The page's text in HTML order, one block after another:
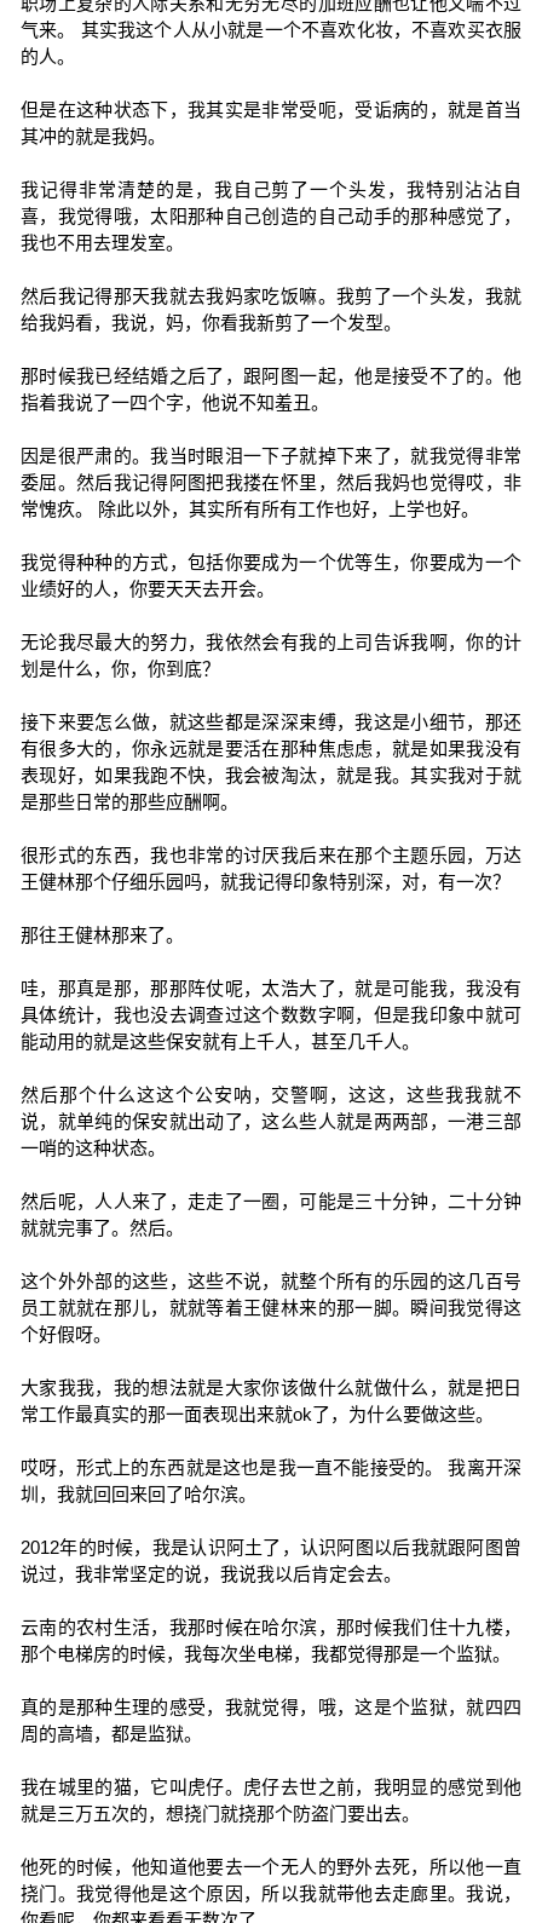
气来。 其实我这个人从小就是一个不喜欢化妆，不喜欢买衣服
的人。
但是在这种状态下，我其实是非常受呃，受诟病的，就是首当
其冲的就是我妈。
我记得非常清楚的是，我自己剪了一个头发，我特别沾沾自
喜，我觉得哦，太阳那种自己创造的自己动手的那种感觉了，
我也不用去理发室。
然后我记得那天我就去我妈家吃饭嘛。我剪了一个头发，我就
给我妈看，我说，妈，你看我新剪了一个发型。
那时候我已经结婚之后了，跟阿图一起，他是接受不了的。他
指着我说了一四个字，他说不知羞丑。
因是很严肃的。我当时眼泪一下子就掉下来了，就我觉得非常
委屈。然后我记得阿图把我搂在怀里，然后我妈也觉得哎，非
常愧疚。 除此以外，其实所有所有工作也好，上学也好。
我觉得种种的方式，包括你要成为一个优等生，你要成为一个
业绩好的人，你要天天去开会。
无论我尽最大的努力，我依然会有我的上司告诉我啊，你的计
划是什么，你，你到底？
接下来要怎么做，就这些都是深深束缚，我这是小细节，那还
有很多大的，你永远就是要活在那种焦虑虑，就是如果我没有
表现好，如果我跑不快，我会被淘汰，就是我。其实我对于就
是那些日常的那些应酬啊。
很形式的东西，我也非常的讨厌我后来在那个主题乐园，万达
王健林那个仔细乐园吗，就我记得印象特别深，对，有一次？
那往王健林那来了。
哇，那真是那，那那阵仗呢，太浩大了，就是可能我，我没有
具体统计，我也没去调查过这个数数字啊，但是我印象中就可
能动用的就是这些保安就有上千人，甚至几千人。
然后那个什么这这个公安呐，交警啊，这这，这些我我就不
说，就单纯的保安就出动了，这么些人就是两两部，一港三部
一哨的这种状态。
然后呢，人人来了，走走了一圈，可能是三十分钟，二十分钟
就就完事了。然后。
这个外外部的这些，这些不说，就整个所有的乐园的这几百号
员工就就在那儿，就就等着王健林来的那一脚。瞬间我觉得这
个好假呀。
大家我我，我的想法就是大家你该做什么就做什么，就是把日
常工作最真实的那一面表现出来就ok了，为什么要做这些。
哎呀，形式上的东西就是这也是我一直不能接受的。 我离开深
圳，我就回回来回了哈尔滨。
2012年的时候，我是认识阿土了，认识阿图以后我就跟阿图曾
说过，我非常坚定的说，我说我以后肯定会去。
云南的农村生活，我那时候在哈尔滨，那时候我们住十九楼，
那个电梯房的时候，我每次坐电梯，我都觉得那是一个监狱。
真的是那种生理的感受，我就觉得，哦，这是个监狱，就四四
周的高墙，都是监狱。
我在城里的猫，它叫虎仔。虎仔去世之前，我明显的感觉到他
就是三万五次的，想挠门就挠那个防盗门要出去。
他死的时候，他知道他要去一个无人的野外去死，所以他一直
挠门。我觉得他是这个原因，所以我就带他去走廊里。我说，